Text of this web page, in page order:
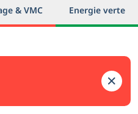
& VMC Energie verte